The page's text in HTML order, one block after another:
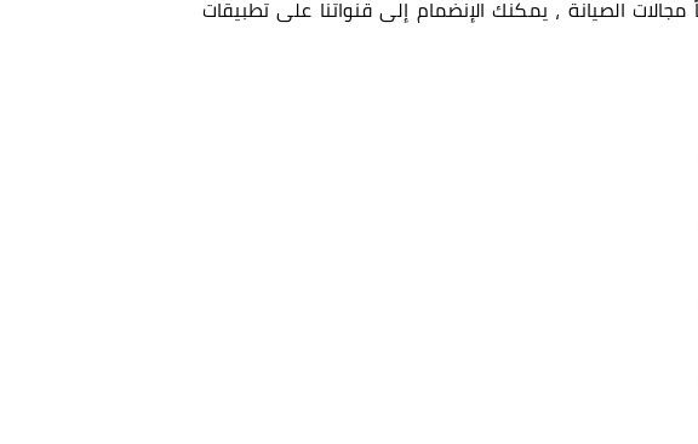
الصيانة ، يمكنك الإنضمام إلى قنواتنا على تطبيقات